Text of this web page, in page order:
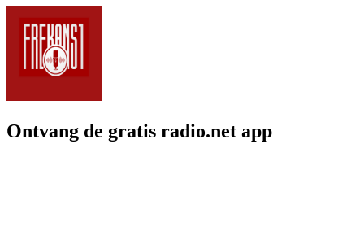
Ontvang de gratis radio.net app